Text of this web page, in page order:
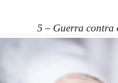
contra o